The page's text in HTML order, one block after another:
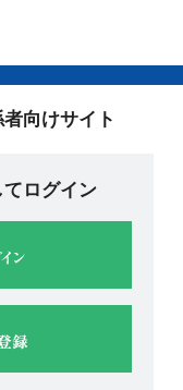
向けサイト
ログイン